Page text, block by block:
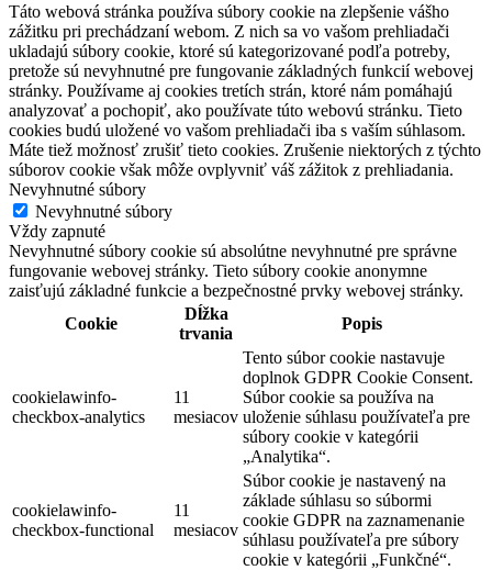
Táto webová stránka používa súbory cookie na zlepšenie vášho
zážitku pri prechádzaní webom. Z nich sa vo vašom prehliadači
ukladajú súbory cookie, ktoré sú kategorizované podľa potreby,
pretože sú nevyhnutné pre fungovanie základných funkcií webovej
stránky. Používame aj cookies tretích strán, ktoré nám pomáhajú
analyzovať a pochopiť, ako používate túto webovú stránku. Tieto
cookies budú uložené vo vašom prehliadači iba s vaším súhlasom.
Máte tiež možnosť zrušiť tieto cookies. Zrušenie niektorých z týchto
súborov cookie však môže ovplyvniť váš zážitok z prehliadania.
Nevyhnutné súbory
Nevyhnutné súbory
Vždy zapnuté
Nevyhnutné súbory cookie sú absolútne nevyhnutné pre správne
fungovanie webovej stránky. Tieto súbory cookie anonymne
zaisťujú základné funkcie a bezpečnostné prvky webovej stránky.
Cookie
Dĺžka
trvania
Popis
cookielawinfo-
checkbox-analytics
11
mesiacov
Tento súbor cookie nastavuje
doplnok GDPR Cookie Consent.
Súbor cookie sa používa na
uloženie súhlasu používateľa pre
súbory cookie v kategórii
„Analytika“.
cookielawinfo-
checkbox-functional
11
mesiacov
Súbor cookie je nastavený na
základe súhlasu so súbormi
cookie GDPR na zaznamenanie
súhlasu používateľa pre súbory
cookie v kategórii „Funkčné“.